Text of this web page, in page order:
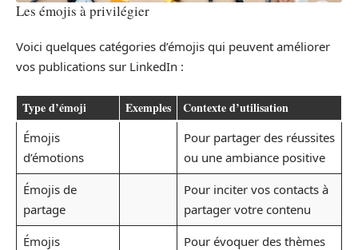
Les émojis à privilégier
Voici quelques catégories d’émojis qui peuvent améliorer
vos publications sur LinkedIn :
Type d’émoji Exemples Contexte d’utilisation
Émojis
d’émotions
Pour partager des réussites
ou une ambiance positive
Émojis de
partage
Pour inciter vos contacts à
partager votre contenu
Émojis
Pour évoquer des thèmes